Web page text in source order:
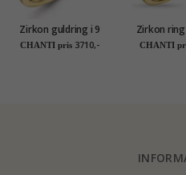
Zirkon guldring i 9
karat guld
CHANTI pris 3710,-
Zirkon
CHANTI